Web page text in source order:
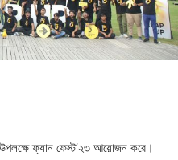
উপলক্ষে ফ্যান ফেস্ট’২৩ আয়োজন করে।